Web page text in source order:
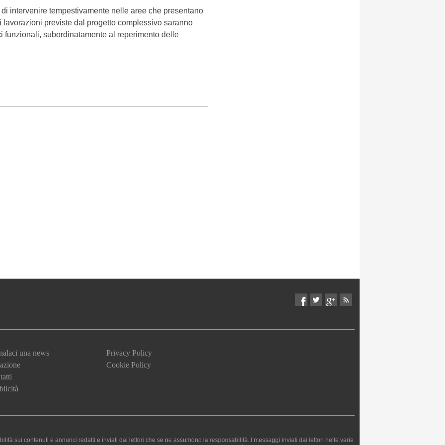
intervenire tempestivamente nelle aree che presentano
lavorazioni previste dal progetto complessivo saranno
funzionali, subordinatamente al reperimento delle
una news
Privacy Policy
Cookie Policy
sui contenuti e annunci redatti e inviati dai lettori che se ne assumono la responsabilità. I messaggi inviati dai lettori nelle varie